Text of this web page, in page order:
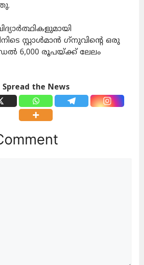
സ്റ്റാള്‍മാന്‍ ഗ്‌നുവിന്റെ ഒരു
6,000 രൂപയ്ക്ക് ലേലം
Spread the News